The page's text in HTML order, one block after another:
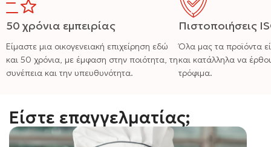
50 χρόνια εμπειρίας
Είμαστε μια οικογενειακή επιχείρηση εδώ
και 50 χρόνια, με έμφαση στην ποιότητα, τη
συνέπεια και την υπευθυνότητα.
Πιστοποιήσεις
Όλα μας τα προϊόντα
και κατάλληλα να
τρόφιμα.
Είστε επαγγελματίας;